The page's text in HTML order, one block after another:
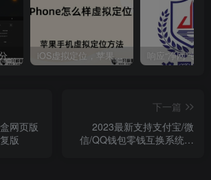
分享三个游戏资源分享的网站，包含Switch游戏、PS4游戏、Steam的单机游戏 iOS虚拟定位，苹果手机如何进行虚拟定位？附四种方法教程
网页版
版
下一篇
2023最新支持支付宝/微
信/QQ钱包零钱互换系统源